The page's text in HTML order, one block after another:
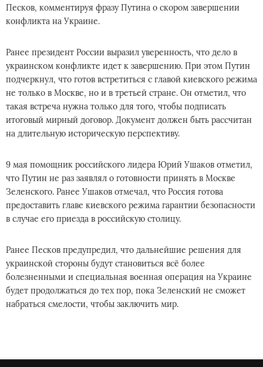
Песков, комментируя фразу Путина о скором завершении
конфликта на Украине.
Ранее президент России выразил уверенность, что дело в
украинском конфликте идет к завершению. При этом Путин
подчеркнул, что готов встретиться с главой киевского режима
не только в Москве, но и в третьей стране. Он отметил, что
такая встреча нужна только для того, чтобы подписать
итоговый мирный договор. Документ должен быть рассчитан
на длительную историческую перспективу.
9 мая помощник российского лидера Юрий Ушаков отметил,
что Путин не раз заявлял о готовности принять в Москве
Зеленского. Ранее Ушаков отмечал, что Россия готова
предоставить главе киевского режима гарантии безопасности
в случае его приезда в российскую столицу.
Ранее Песков предупредил, что дальнейшие решения для
украинской стороны будут становиться всё более
болезненными и специальная военная операция на Украине
будет продолжаться до тех пор, пока Зеленский не сможет
набраться смелости, чтобы заключить мир.